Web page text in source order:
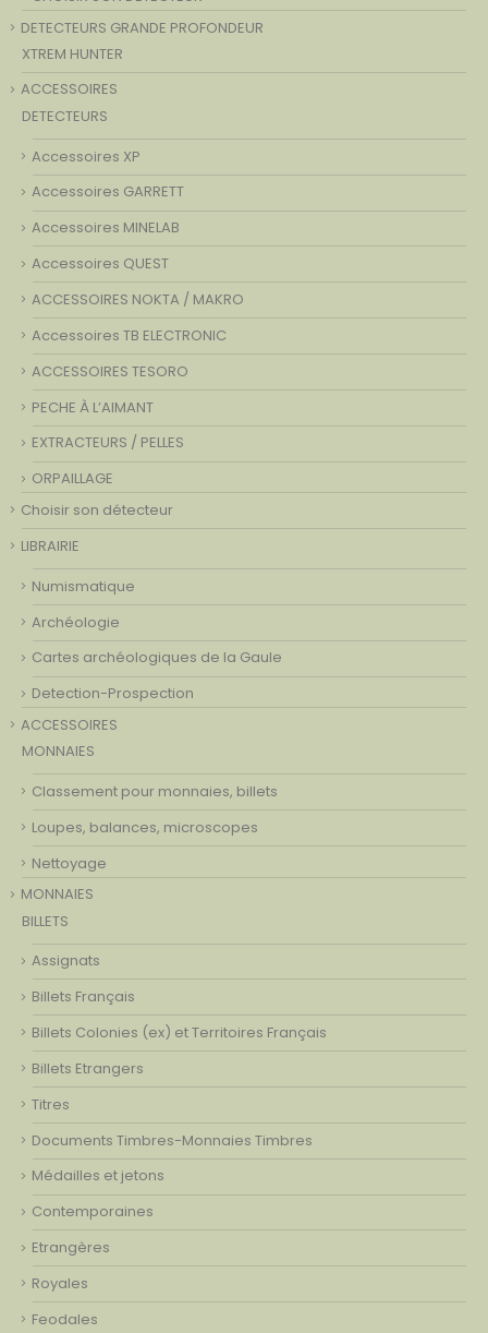
DETECTEURS GRANDE PROFONDEUR
XTREM HUNTER
ACCESSOIRES
DETECTEURS
Accessoires XP
Accessoires GARRETT
Accessoires MINELAB
Accessoires QUEST
ACCESSOIRES NOKTA / MAKRO
Accessoires TB ELECTRONIC
ACCESSOIRES TESORO
PECHE À L’AIMANT
EXTRACTEURS / PELLES
ORPAILLAGE
Choisir son détecteur
LIBRAIRIE
Numismatique
Archéologie
Cartes archéologiques de la Gaule
Detection-Prospection
ACCESSOIRES
MONNAIES
Classement pour monnaies, billets
Loupes, balances, microscopes
Nettoyage
MONNAIES
BILLETS
Assignats
Billets Français
Billets Colonies (ex) et Territoires Français
Billets Etrangers
Titres
Documents Timbres-Monnaies Timbres
Médailles et jetons
Contemporaines
Etrangères
Royales
Feodales